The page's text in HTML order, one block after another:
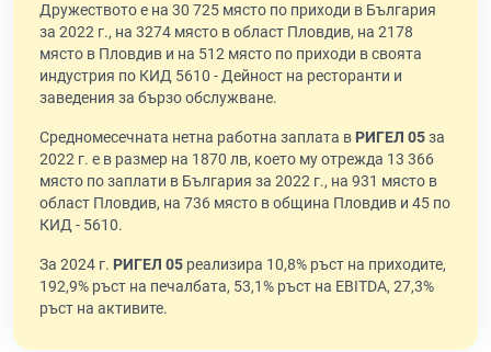
Дружеството е на 30 725 място по приходи в България
за 2022 г., на 3274 място в област Пловдив, на 2178
място в Пловдив и на 512 място по приходи в своята
индустрия по КИД 5610 - Дейност на ресторанти и
заведения за бързо обслужване.
Средномесечната нетна работна заплата в РИГЕЛ 05за
2022 г. е в размер на 1870 лв, което му отрежда 13 366
място по заплати в България за 2022 г., на 931 място в
област Пловдив, на 736 място в община Пловдив и 45 по
КИД - 5610.
За 2024 г. РИГЕЛ 05 реализира 10,8% ръст на приходите,
192,9% ръст на печалбата, 53,1% ръст на EBITDA, 27,3%
ръст на активите.